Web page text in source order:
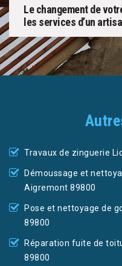
Le changement de
les services d’un
Travaux de zinguerie
Démoussage et
Aigremont 89800
Pose et nettoyage de
89800
Réparation fuite de
89800